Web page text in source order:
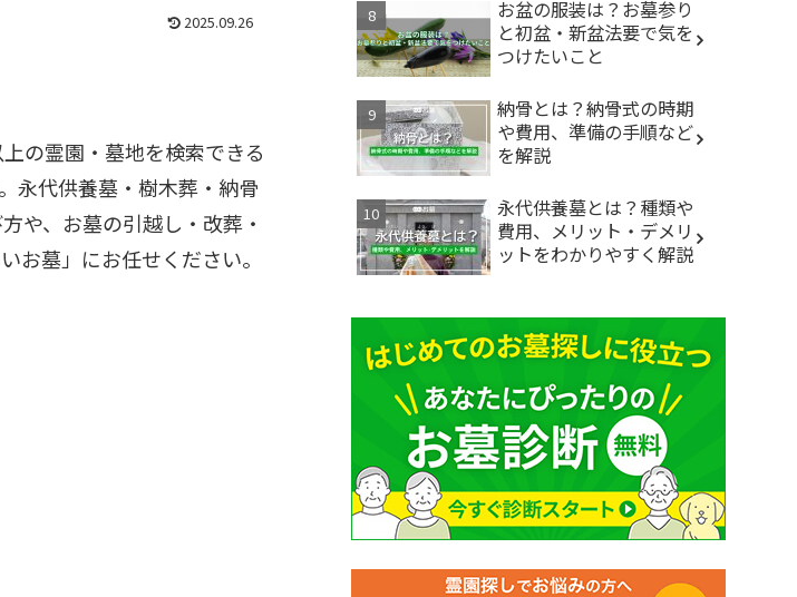
2025.09.26
の霊園・墓地を検索できる
永代供養墓・樹木葬・納骨
や、お墓の引越し・改葬・
お墓」にお任せください。
お盆の服装は？お墓参り
と初盆・新盆法要で気を
つけたいこと
納骨とは？納骨式の時期
や費用、準備の手順など
を解説
永代供養墓とは？種類や
費用、メリット・デメリ
ットをわかりやすく解説